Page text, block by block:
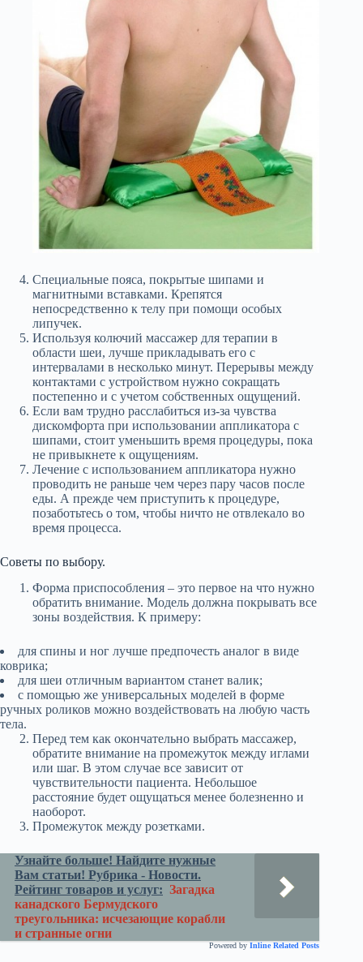
Специальные пояса, покрытые шипами и
магнитными вставками. Крепятся
непосредственно к телу при помощи особых
липучек.
Используя колючий массажер для терапии в
области шеи, лучше прикладывать его с
интервалами в несколько минут. Перерывы между
контактами с устройством нужно сокращать
постепенно и с учетом собственных ощущений.
Если вам трудно расслабиться из-за чувства
дискомфорта при использовании аппликатора с
шипами, стоит уменьшить время процедуры, пока
не привыкнете к ощущениям.
Лечение с использованием аппликатора нужно
проводить не раньше чем через пару часов после
еды. А прежде чем приступить к процедуре,
позаботьтесь о том, чтобы ничто не отвлекало во
время процесса.
Советы по выбору.
Форма приспособления – это первое на что нужно
обратить внимание. Модель должна покрывать все
зоны воздействия. К примеру:
для спины и ног лучше предпочесть аналог в виде
коврика;
для шеи отличным вариантом станет валик;
с помощью же универсальных моделей в форме
ручных роликов можно воздействовать на любую часть
тела.
Перед тем как окончательно выбрать массажер,
обратите внимание на промежуток между иглами
или шаг. В этом случае все зависит от
чувствительности пациента. Небольшое
расстояние будет ощущаться менее болезненно и
наоборот.
Промежуток между розетками.
Узнайте больше! Найдите нужные
Вам статьи! Рубрика - Новости.
Рейтинг товаров и услуг: Загадка
канадского Бермудского
треугольника: исчезающие корабли
и странные огни
Powered by Inline Related Posts